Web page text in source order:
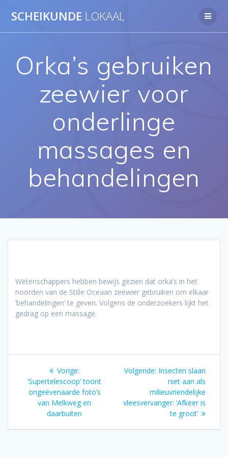
naar
SCHEIKUNDE LOKAAL
Orka’s gebruiken
zeewier voor
onderlinge
massages en
behandelingen
Wetenschappers hebben bewijs gezien dat orka’s in het
noorden van de Stille Oceaan zeewier gebruiken om elkaar
‘behandelingen’ te geven. Volgens de onderzoekers lijkt het
gedrag op een massage.
Bericht
navigatie
Vorige:
Vorig
bericht:
‘Supertelescoop’ toont
ongeëvenaarde foto’s
van Melkweg en
daarbuiten
Volgende: Volgend
bericht:
Insecten slaan
niet aan als
milieuvriendelijke
vleesvervanger: ‘Afkeer is
te groot’